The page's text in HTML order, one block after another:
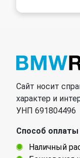
Сайт носит
характер и
УНП 691804496
Способ оплаты
Наличный